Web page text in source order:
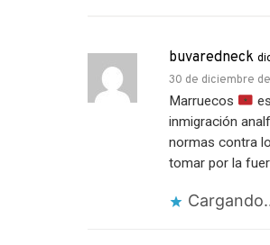
buvaredneck
30 de diciembre
Marruecos
inmigración
normas contra
tomar por la